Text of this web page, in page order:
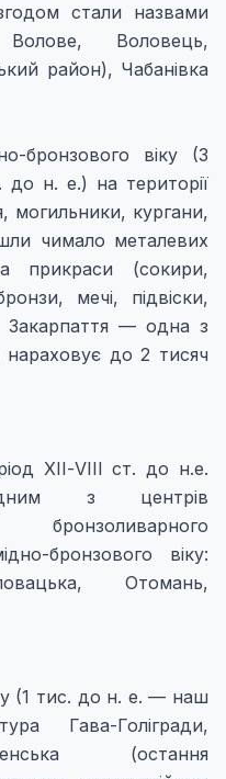
стали назвами
Волове, Воловець,
район), Чабанiвка
бронзового вiку (3
н. е.) на територiї
могильники, кургани,
чимало металевих
прикраси (сокири,
мечі, підвіски,
Закарпаття — одна з
нараховує до 2 тисяч
ХІІ-VІІІ ст. до н.е.
з центрів
бронзоливарного
бронзового вiку:
Отомань,
(1 тис. до н. е. — наш
Гава-Голiгради,
(остання